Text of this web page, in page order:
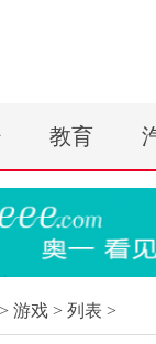
教育
> 游戏 > 列表 >